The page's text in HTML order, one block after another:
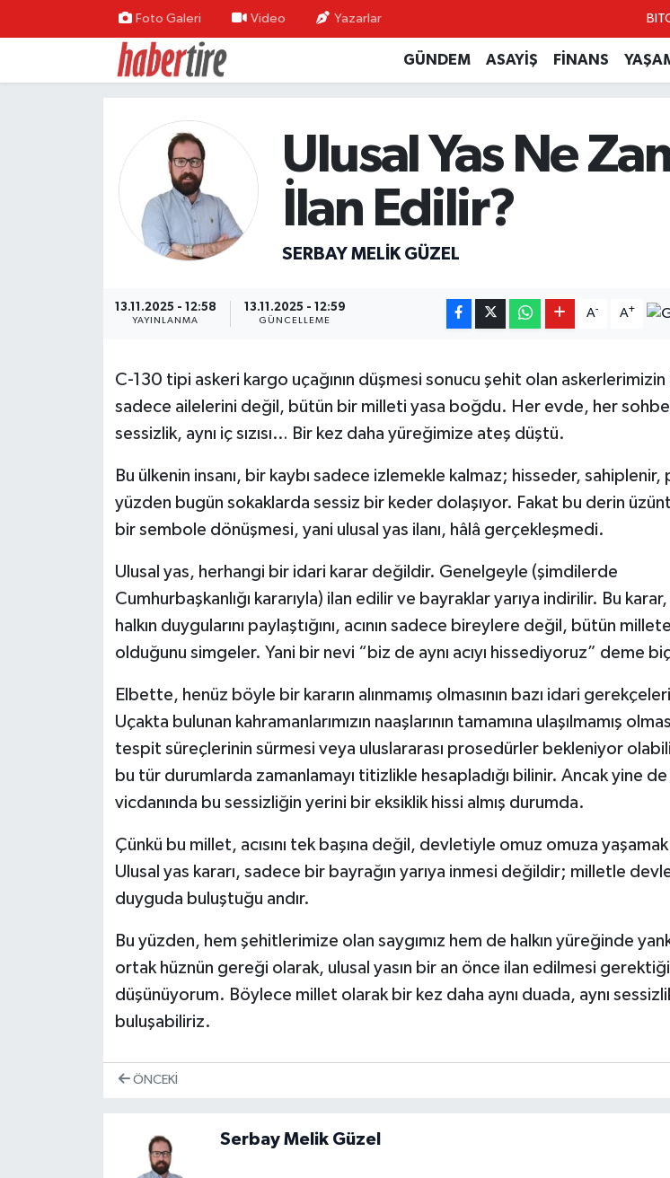
Foto Galeri Video Yazarlar
GRAM
GÜNDEM ASAYİŞ FİNANS
Ulusal Yas Ne
İlan Edilir?
SERBAY MELIK GÜZEL
13.11.2025 - 12:58
YAYINLANMA
13.11.2025 - 12:59
GÜNCELLEME
A- A+
C-130 tipi askeri kargo uçağının düşmesi sonucu şehit olan
sadece ailelerini değil, bütün bir milleti yasa boğdu. Her evde, her
sessizlik, aynı iç sızısı… Bir kez daha yüreğimize ateş düştü.
Bu ülkenin insanı, bir kaybı sadece izlemekle kalmaz; hisseder, sahiplenir,
yüzden bugün sokaklarda sessiz bir keder dolaşıyor. Fakat bu derin
bir sembole dönüşmesi, yani ulusal yas ilanı, hâlâ gerçekleşmedi.
Ulusal yas, herhangi bir idari karar değildir. Genelgeyle (şimdilerde
Cumhurbaşkanlığı kararıyla) ilan edilir ve bayraklar yarıya indirilir. Bu
halkın duygularını paylaştığını, acının sadece bireylere değil, bütün
olduğunu simgeler. Yani bir nevi “biz de aynı acıyı hissediyoruz” deme
Elbette, henüz böyle bir kararın alınmamış olmasının bazı idari
Uçakta bulunan kahramanlarımızın naaşlarının tamamına ulaşılmamış
tespit süreçlerinin sürmesi veya uluslararası prosedürler bekleniyor
bu tür durumlarda zamanlamayı titizlikle hesapladığı bilinir. Ancak yine de
vicdanında bu sessizliğin yerini bir eksiklik hissi almış durumda.
Çünkü bu millet, acısını tek başına değil, devletiyle omuz omuza
Ulusal yas kararı, sadece bir bayrağın yarıya inmesi değildir; milletle
duyguda buluştuğu andır.
Bu yüzden, hem şehitlerimize olan saygımız hem de halkın yüreğinde
ortak hüznün gereği olarak, ulusal yasın bir an önce ilan edilmesi
düşünüyorum. Böylece millet olarak bir kez daha aynı duada, aynı
buluşabiliriz.
ÖNCEKI
Serbay Melik Güzel
Tire Nöbetçi Eczaneler
Tire Trafik Yoğunluk Haritası
Süper Lig Puan Durumu ve Fikstür
Tüm Manşetler